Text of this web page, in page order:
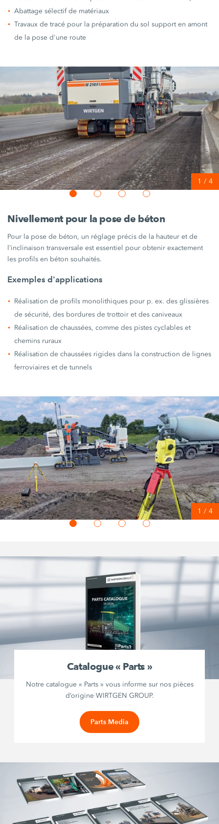
Abattage sélectif de matériaux
Travaux de tracé pour la préparation du sol support en amont
de la pose d'une route
1 / 4
Nivellement pour la pose de béton
Pour la pose de béton, un réglage précis de la hauteur et de
l’inclinaison transversale est essentiel pour obtenir exactement
les profils en béton souhaités.
Exemples d'applications
Réalisation de profils monolithiques pour p. ex. des glissières
de sécurité, des bordures de trottoir et des caniveaux
Réalisation de chaussées, comme des pistes cyclables et
chemins ruraux
Réalisation de chaussées rigides dans la construction de lignes
ferroviaires et de tunnels
1 / 4
Catalogue « Parts »
Notre catalogue « Parts » vous informe sur nos pièces
d’origine WIRTGEN GROUP.
Parts Media